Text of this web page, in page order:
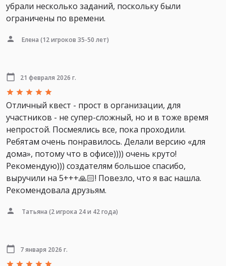
убрали несколько заданий, поскольку были
ограничены по времени.
Елена (12 игроков 35-50 лет)
21 февраля 2026 г.
Отличный квест - прост в организации, для
участников - не супер-сложный, но и в тоже время
непростой. Посмеялись все, пока проходили.
Ребятам очень понравилось. Делали версию «для
дома», потому что в офисе)))) очень круто!
Рекомендую))) создателям большое спасибо,
выручили на 5+++🙏🏻! Повезло, что я вас нашла.
Рекомендовала друзьям.
Татьяна (2 игрока 24 и 42 года)
7 января 2026 г.